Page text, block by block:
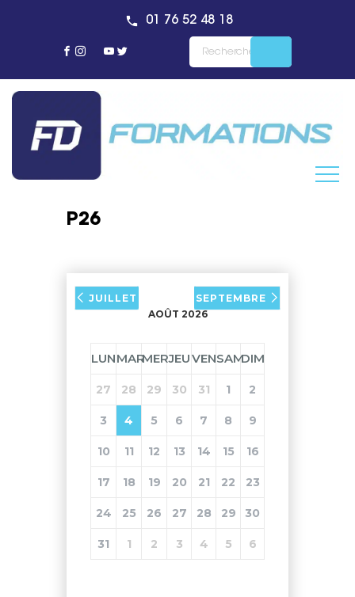
01 76 52 48 18
P26
JUILLET
AOÛT 2026
SEPTEMBRE
LUNMARMERJEUVENSAMDIM
27 28 29 30 31 1 2
3 4 5 6 7 8 9
10 11 12 13 14 15 16
17 18 19 20 21 22 23
24 25 26 27 28 29 30
31 1 2 3 4 5 6